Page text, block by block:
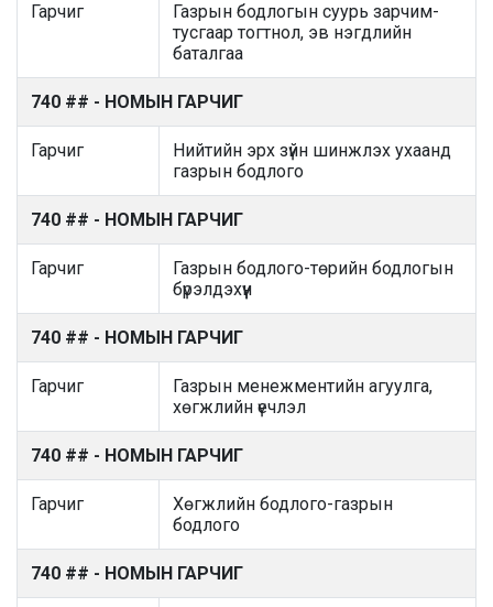
Гарчиг
Газрын бодлогын суурь зарчим-
тусгаар тогтнол, эв нэгдлийн
баталгаа
740 ## - НОМЫН ГАРЧИГ
Гарчиг
Нийтийн эрх зүйн шинжлэх ухаанд
газрын бодлого
740 ## - НОМЫН ГАРЧИГ
Гарчиг
Газрын бодлого-төрийн бодлогын
бүрэлдэхүүн
740 ## - НОМЫН ГАРЧИГ
Гарчиг
Газрын менежментийн агуулга,
хөгжлийн үечлэл
740 ## - НОМЫН ГАРЧИГ
Гарчиг
Хөгжлийн бодлого-газрын
бодлого
740 ## - НОМЫН ГАРЧИГ